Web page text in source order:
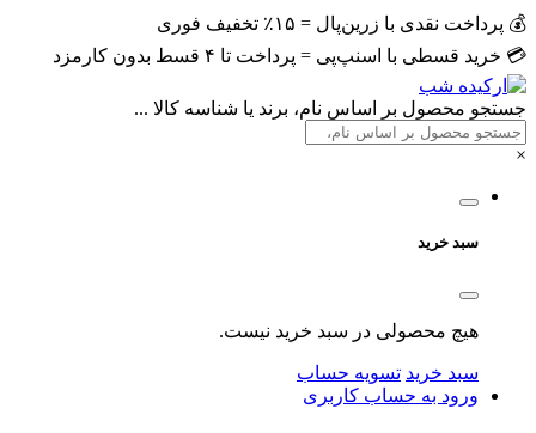
💰 پرداخت نقدی با زرین‌پال = ۱۵٪ تخفیف فوری
💳 خرید قسطی با اسنپ‌پی = پرداخت تا ۴ قسط بدون کارمزد
جستجو محصول بر اساس نام، برند یا شناسه کالا ...
×
سبد خرید
هیچ محصولی در سبد خرید نیست.
سبد خرید تسویه حساب
ورود به حساب کاربری